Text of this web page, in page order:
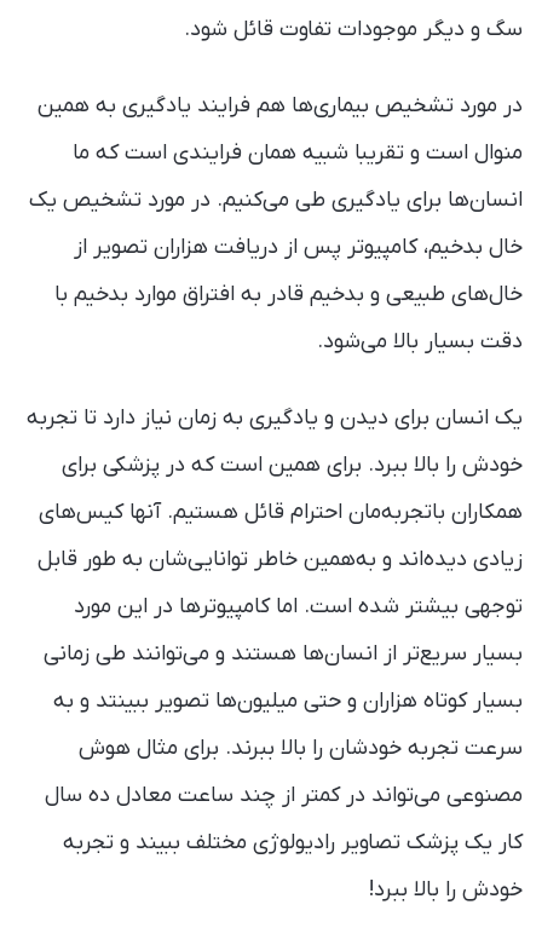
سگ و دیگر موجودات تفاوت قائل شود.
در مورد تشخیص بیماری‌ها هم فرایند یادگیری به همین
منوال است و تقریبا شبیه همان فرایندی است که ما
انسان‌ها برای یادگیری طی می‌کنیم. در مورد تشخیص یک
خال بدخیم، کامپیوتر پس از دریافت هزاران تصویر از
خال‌های طبیعی و بدخیم قادر به افتراق موارد بدخیم با
دقت بسیار بالا می‌شود.
یک انسان برای دیدن و یادگیری به زمان نیاز دارد تا تجربه
خودش را بالا ببرد. برای همین است که در پزشکی برای
همکاران باتجربه‌مان احترام قائل هستیم. آنها کیس‌های
زیادی دیده‌اند و به‌همین خاطر توانایی‌شان به طور قابل
توجهی بیشتر شده است. اما کامپیوترها در این مورد
بسیار سریع‌تر از انسان‌ها هستند و می‌توانند طی زمانی
بسیار کوتاه هزاران و حتی میلیون‌ها تصویر ببینتد و به
سرعت تجربه خودشان را بالا ببرند. برای مثال هوش
مصنوعی می‌تواند در کمتر از چند ساعت معادل ده سال
کار یک پزشک تصاویر رادیولوژی مختلف ببیند و تجربه
خودش را بالا ببرد!